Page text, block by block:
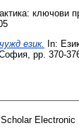
език.
In:
pp. 370-